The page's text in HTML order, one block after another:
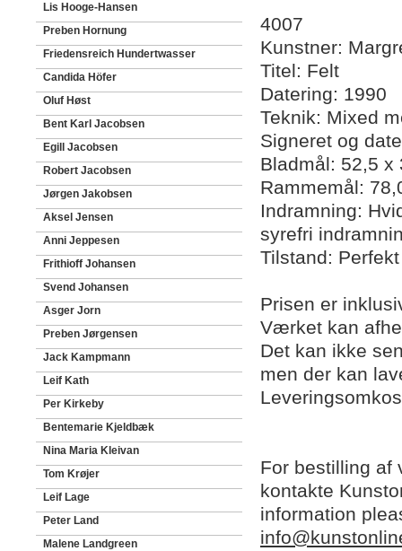
Lis Hooge-Hansen
Preben Hornung
Friedensreich Hundertwasser
Candida Höfer
Oluf Høst
Bent Karl Jacobsen
Egill Jacobsen
Robert Jacobsen
Jørgen Jakobsen
Aksel Jensen
Anni Jeppesen
Frithioff Johansen
Svend Johansen
Asger Jorn
Preben Jørgensen
Jack Kampmann
Leif Kath
Per Kirkeby
Bentemarie Kjeldbæk
Nina Maria Kleivan
Tom Krøjer
Leif Lage
Peter Land
Malene Landgreen
4007
Kunstner:
Titel: Felt
Datering: 1990
Teknik: Mixed
Signeret og
Bladmål: 52,5 x
Rammemål:
Indramning:
syrefri
Tilstand:
Prisen er
Værket kan
Det kan ikke
men der kan
For bestilling af
kontakte
information